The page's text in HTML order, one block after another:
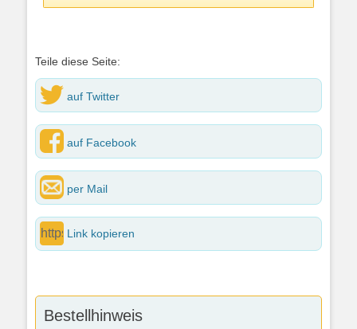
Teile diese Seite:
auf Twitter
auf Facebook
per Mail
Link kopieren
Bestellhinweis